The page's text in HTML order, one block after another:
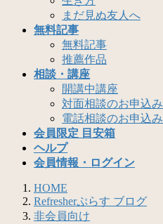
まだ見ぬ友人へ
無料記事
無料記事
推薦作品
相談・講座
開講中講座
対面相談のお申込み
電話相談のお申込み
会員限定 目安箱
ヘルプ
会員情報・ログイン
HOME
Refresherぷらす ブログ
非会員向け